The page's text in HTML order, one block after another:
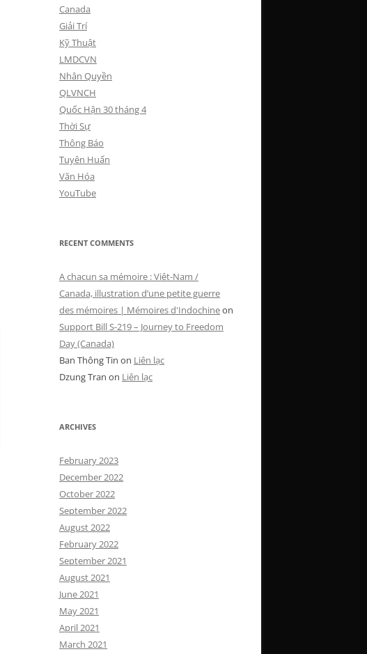
Canada
Giải Trí
Kỹ Thuật
LMDCVN
Nhân Quyền
QLVNCH
Quốc Hận 30 tháng 4
Thời Sự
Thông Báo
Tuyên Huấn
Văn Hóa
YouTube
RECENT COMMENTS
A chacun sa mémoire : Viêt-Nam /
Canada, illustration d’une petite guerre
des mémoires | Mémoires d'Indochineon
Support Bill S-219 – Journey to Freedom
Day (Canada)
Ban Thông Tin on Liên lạc
Dzung Tran on Liên lạc
ARCHIVES
February 2023
December 2022
October 2022
September 2022
August 2022
February 2022
September 2021
August 2021
June 2021
May 2021
April 2021
March 2021